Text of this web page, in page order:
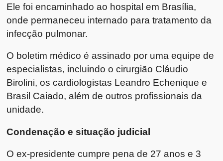
Ele foi encaminhado ao hospital em Brasília,
onde permaneceu internado para tratamento da
infecção pulmonar.
O boletim médico é assinado por uma equipe de
especialistas, incluindo o cirurgião Cláudio
Birolini, os cardiologistas Leandro Echenique e
Brasil Caiado, além de outros profissionais da
unidade.
Condenação e situação judicial
O ex-presidente cumpre pena de 27 anos e 3